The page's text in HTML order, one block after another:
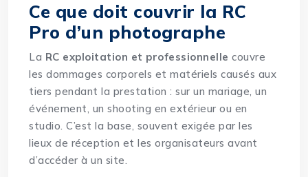
Ce que doit couvrir la RC
Pro d’un photographe
La RC exploitation et professionnelle couvre
les dommages corporels et matériels causés aux
tiers pendant la prestation : sur un mariage, un
événement, un shooting en extérieur ou en
studio. C’est la base, souvent exigée par les
lieux de réception et les organisateurs avant
d’accéder à un site.